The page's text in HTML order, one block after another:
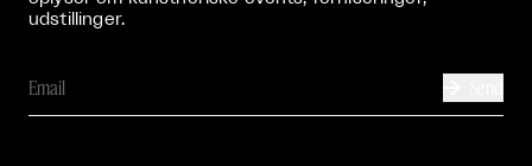
udstillinger.